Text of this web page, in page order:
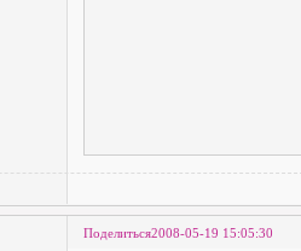
Поделиться2008-05-19 15:05:30